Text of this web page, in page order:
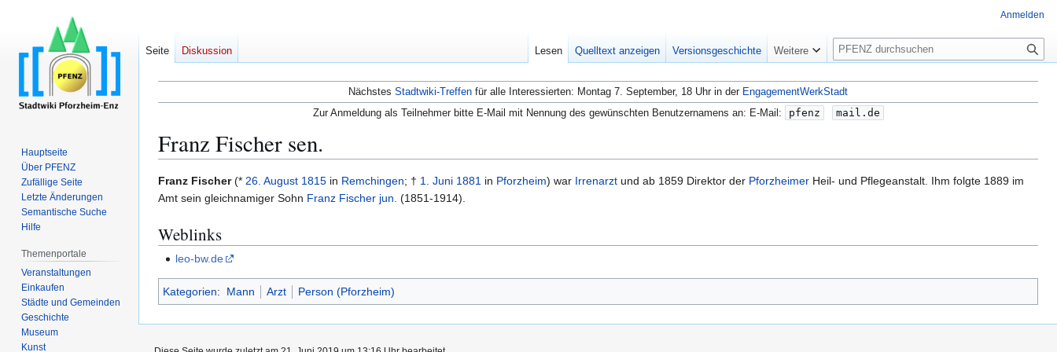
Nächstes Stadtwiki-Treffen für alle Interessierten: Montag 7. September, 18 Uhr in der EngagementWerkStadt
Zur Anmeldung als Teilnehmer bitte E-Mail mit Nennung des gewünschten Benutzernamens an: E-Mail:
pfenz mail.de
Franz Fischer sen.
Zur
Navigation
Zur
Suche
Franz Fischer(* 26. August 1815 in Remchingen; † 1. Juni 1881 in Pforzheim) war Irrenarzt und ab 1859 Direktor der Pforzheimer Heil- und Pflegeanstalt. Ihm folgte 1889 im
Amt sein gleichnamiger Sohn Franz Fischer jun. (1851-1914).
Weblinks
leo-bw.de
Kategorien: Mann Arzt Person (Pforzheim)
Anmelden
Seite Diskussion Lesen Quelltext anzeigen Versionsgeschichte Weitere
S
u
c
h
e
Hauptseite
Über PFENZ
Zufällige Seite
Letzte Änderungen
Semantische Suche
Hilfe
Themenportale
Veranstaltungen
Einkaufen
Städte und Gemeinden
Geschichte
Museum
Kunst